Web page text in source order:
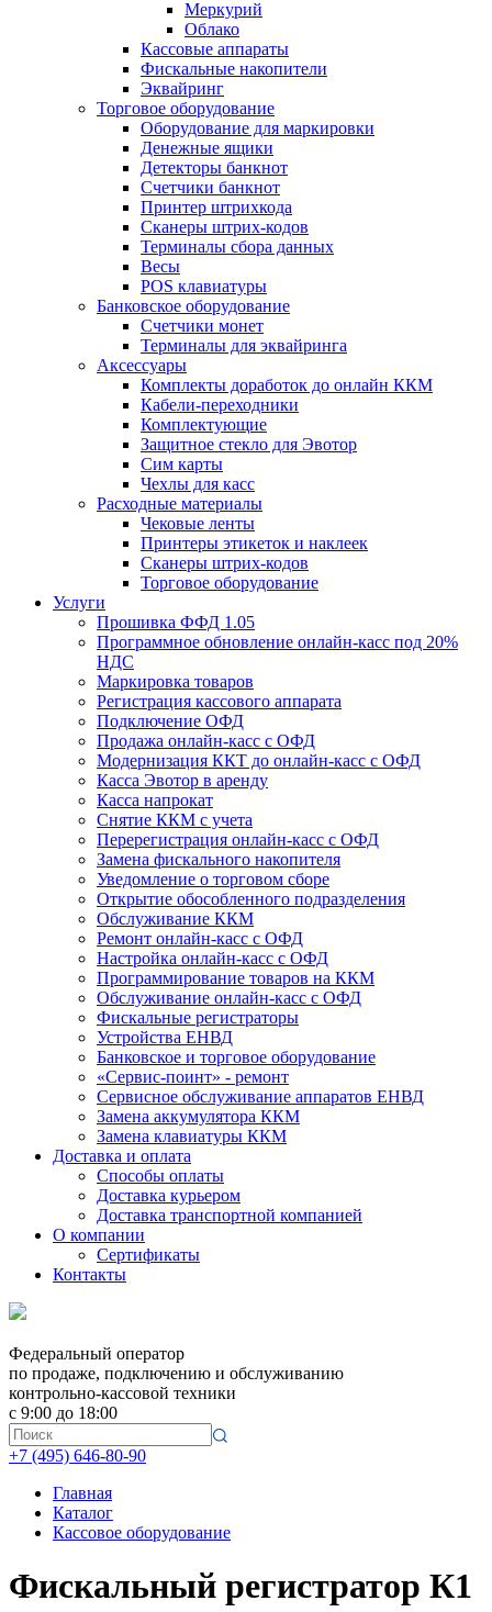
Меркурий
Облако
Кассовые аппараты
Фискальные накопители
Эквайринг
Торговое оборудование
Оборудование для маркировки
Денежные ящики
Детекторы банкнот
Счетчики банкнот
Принтер штрихкода
Сканеры штрих-кодов
Терминалы сбора данных
Весы
POS клавиатуры
Банковское оборудование
Счетчики монет
Терминалы для эквайринга
Аксессуары
Комплекты доработок до онлайн ККМ
Кабели-переходники
Комплектующие
Защитное стекло для Эвотор
Сим карты
Чехлы для касс
Расходные материалы
Чековые ленты
Принтеры этикеток и наклеек
Сканеры штрих-кодов
Торговое оборудование
Услуги
Прошивка ФФД 1.05
Программное обновление онлайн-касс под 20%
НДС
Маркировка товаров
Регистрация кассового аппарата
Подключение ОФД
Продажа онлайн-касс с ОФД
Модернизация ККТ до онлайн-касс с ОФД
Касса Эвотор в аренду
Касса напрокат
Снятие ККМ с учета
Перерегистрация онлайн-касс с ОФД
Замена фискального накопителя
Уведомление о торговом сборе
Открытие обособленного подразделения
Обслуживание ККМ
Ремонт онлайн-касс с ОФД
Настройка онлайн-касс с ОФД
Программирование товаров на ККМ
Обслуживание онлайн-касс с ОФД
Фискальные регистраторы
Устройства ЕНВД
Банковское и торговое оборудование
«Сервис-поинт» - ремонт
Сервисное обслуживание аппаратов ЕНВД
Замена аккумулятора ККМ
Замена клавиатуры ККМ
Доставка и оплата
Способы оплаты
Доставка курьером
Доставка транспортной компанией
О компании
Сертификаты
Контакты
Федеральный оператор
по продаже, подключению и обслуживанию
контрольно-кассовой техники
с 9:00 до 18:00
+7 (495) 646-80-90
Главная
Каталог
Кассовое оборудование
Фискальный регистратор К1